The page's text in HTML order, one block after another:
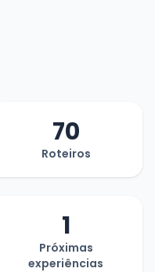
70
Roteiros
1
Próximas
experiências